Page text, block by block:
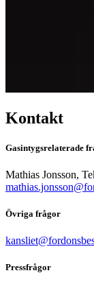
Kontakt
Gasintygsrelaterade
Mathias Jonsson,
Övriga frågor
Pressfrågor